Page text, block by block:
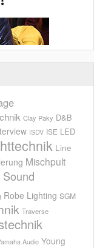
Clay Paky D&B
ISDV ISE LED
Line
Mischpult
Robe Lighting SGM
Traverse
Audio Young